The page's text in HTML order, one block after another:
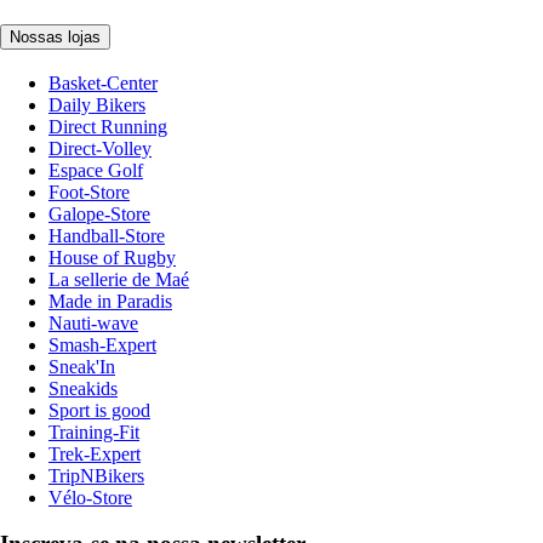
Nossas lojas
Basket-Center
Daily Bikers
Direct Running
Direct-Volley
Espace Golf
Foot-Store
Galope-Store
Handball-Store
House of Rugby
La sellerie de Maé
Made in Paradis
Nauti-wave
Smash-Expert
Sneak'In
Sneakids
Sport is good
Training-Fit
Trek-Expert
TripNBikers
Vélo-Store